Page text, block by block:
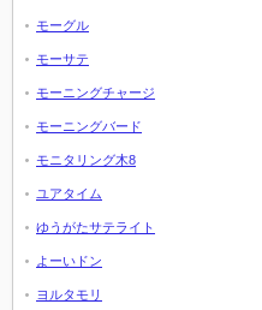
モーグル
モーサテ
モーニングチャージ
モーニングバード
モニタリング木8
ユアタイム
ゆうがたサテライト
よーいドン
ヨルタモリ